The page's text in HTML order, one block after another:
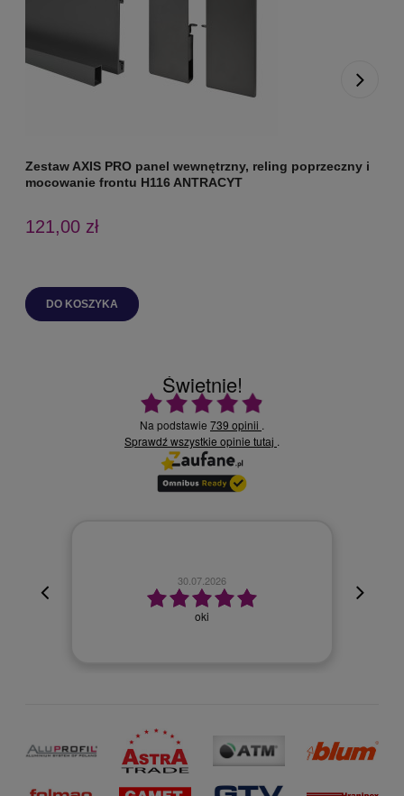
Zestaw AXIS PRO panel wewnętrzny, reling poprzeczny i
mocowanie frontu H116 ANTRACYT
121,00 zł
DO KOSZYKA
Świetnie!
Ocena średnia 4.9 na 5
Na podstawie 739 opinii .
Sprawdź wszystkie opinie tutaj .
30.07.2026
oki